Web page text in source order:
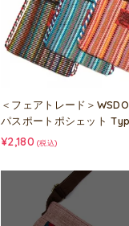
＜フェアトレード＞
パスポートポシェット
¥2,180 (税込)